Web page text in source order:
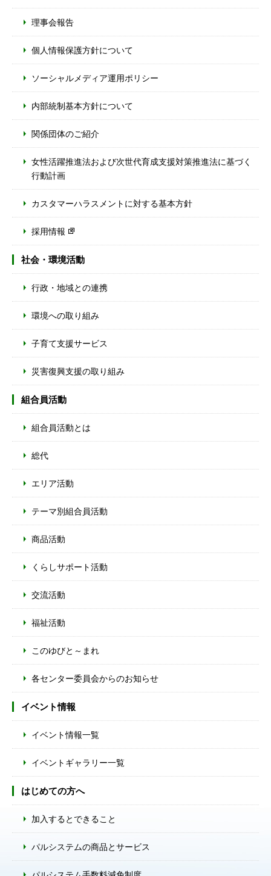
理事会報告
個人情報保護方針について
ソーシャルメディア運用ポリシー
内部統制基本方針について
関係団体のご紹介
女性活躍推進法および次世代育成支援対策推進法に基づく
行動計画
カスタマーハラスメントに対する基本方針
採用情報
社会・環境活動
行政・地域との連携
環境への取り組み
子育て支援サービス
災害復興支援の取り組み
組合員活動
組合員活動とは
総代
エリア活動
テーマ別組合員活動
商品活動
くらしサポート活動
交流活動
福祉活動
このゆびと～まれ
各センター委員会からのお知らせ
イベント情報
イベント情報一覧
イベントギャラリー一覧
はじめての方へ
加入するとできること
パルシステムの商品とサービス